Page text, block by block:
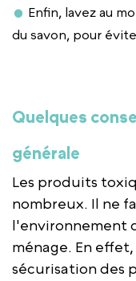
Enfin, lavez au
du savon, pour
Quelques
générale
Les produits
nombreux. Il ne
l'environnement
ménage. En
sécurisation des